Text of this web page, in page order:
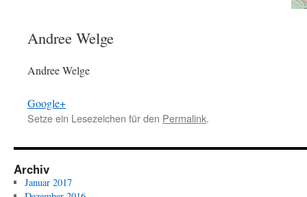
Andree Welge
Andree Welge
Google+
Setze ein Lesezeichen für den Permalink.
Archiv
Januar 2017